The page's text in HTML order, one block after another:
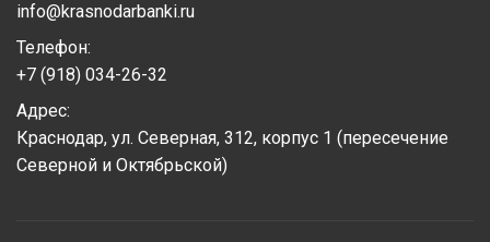
info@krasnodarbanki.ru
Телефон:
+7 (918) 034-26-32
Адрес:
Краснодар, ул. Северная, 312, корпус 1 (пересечение
Северной и Октябрьской)